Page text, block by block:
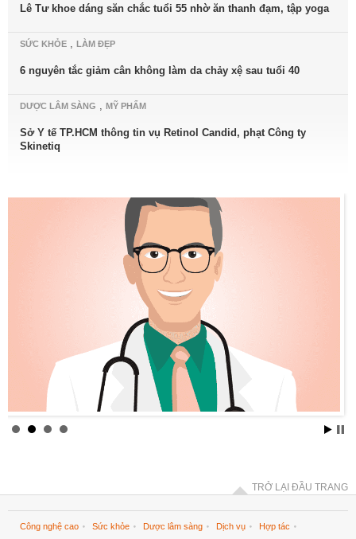
Lê Tư khoe dáng săn chắc tuổi 55 nhờ ăn thanh đạm, tập yoga
SỨC KHỎE , LÀM ĐẸP
6 nguyên tắc giảm cân không làm da chảy xệ sau tuổi 40
DƯỢC LÂM SÀNG , MỸ PHẨM
Sở Y tế TP.HCM thông tin vụ Retinol Candid, phạt Công ty
Skinetiq
TRỞ LẠI ĐẦU TRANG
Công nghệ cao Sức khỏe Dược lâm sàng Dịch vụ Hợp tác